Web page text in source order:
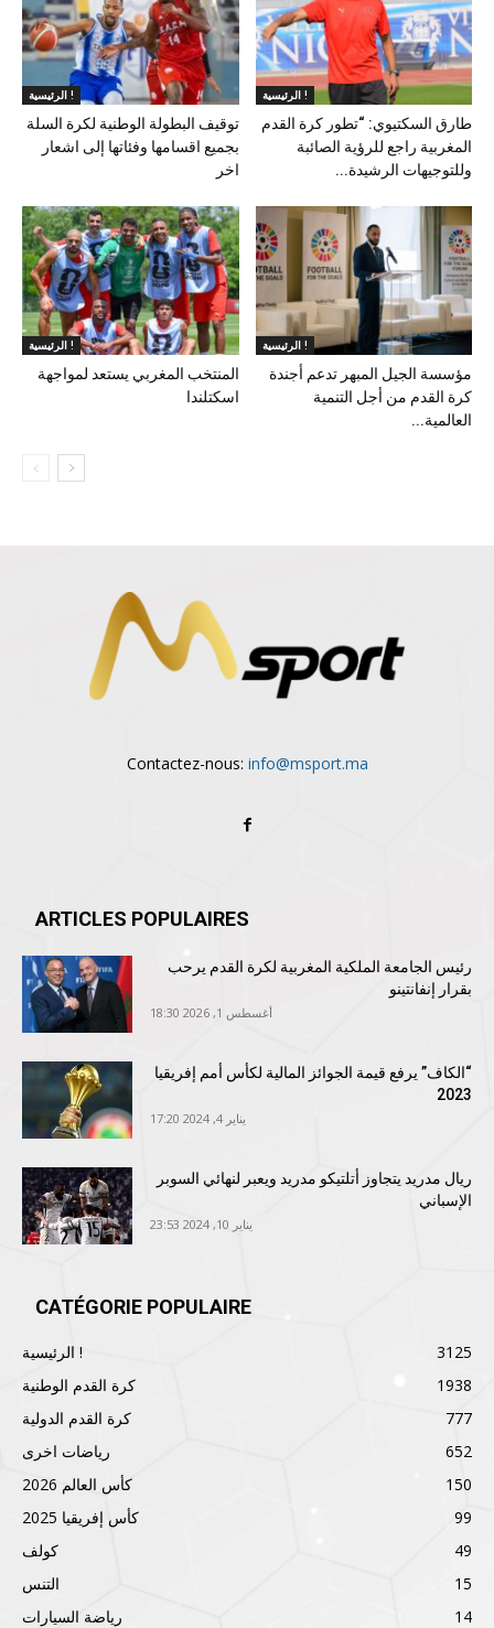
الرئيسية !
توقيف البطولة الوطنية لكرة السلة
بجميع اقسامها وفئاتها إلى اشعار
اخر
الرئيسية !
طارق السكتيوي: “تطور كرة القدم
المغربية راجع للرؤية الصائبة
وللتوجيهات الرشيدة...
الرئيسية !
المنتخب المغربي يستعد لمواجهة
اسكتلندا
الرئيسية !
مؤسسة الجيل المبهر تدعم أجندة
كرة القدم من أجل التنمية
العالمية...
Contactez-nous: info@msport.ma
ARTICLES POPULAIRES
رئيس الجامعة الملكية المغربية لكرة القدم يرحب
بقرار إنفانتينو
أغسطس 1, 2026 18:30
“الكاف” يرفع قيمة الجوائز المالية لكأس أمم إفريقيا
2023
يناير 4, 2024 17:20
ريال مدريد يتجاوز أتلتيكو مدريد ويعبر لنهائي السوبر
الإسباني
يناير 10, 2024 23:53
CATÉGORIE POPULAIRE
الرئيسية !
3125
كرة القدم الوطنية
1938
كرة القدم الدولية
777
رياضات اخرى
652
كأس العالم 2026
150
كأس إفريقيا 2025
99
كولف
49
التنس
15
رياضة السيارات
14